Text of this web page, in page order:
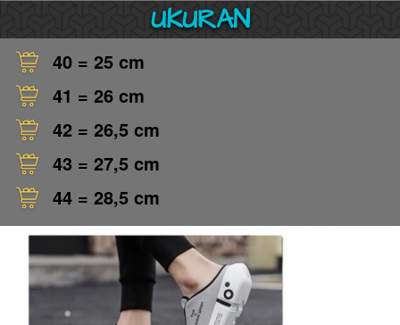
UKURAN
40 = 25 cm
41 = 26 cm
42 = 26,5 cm
43 = 27,5 cm
44 = 28,5 cm